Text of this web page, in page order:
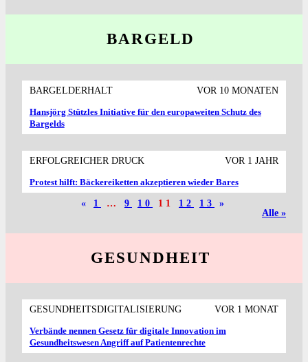
BARGELD
BARGELDERHALT VOR 10 MONATEN
Hansjörg Stützles Initiative für den europaweiten Schutz des
Bargelds
ERFOLGREICHER DRUCK VOR 1 JAHR
Protest hilft: Bäckereiketten akzeptieren wieder Bares
« 1 … 9 10 11 12 13
»
Alle »
GESUNDHEIT
GESUNDHEITSDIGITALISIERUNG VOR 1 MONAT
Verbände nennen Gesetz für digitale Innovation im
Gesundheitswesen Angriff auf Patientenrechte